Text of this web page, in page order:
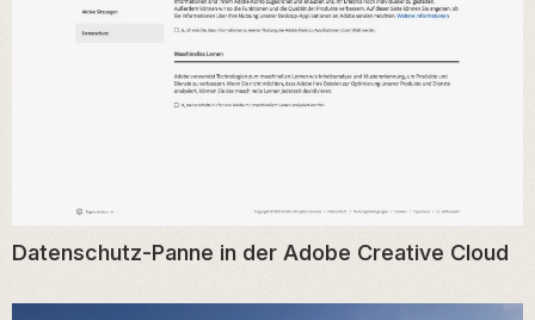
Datenschutz-Panne in der Adobe Creative Cloud